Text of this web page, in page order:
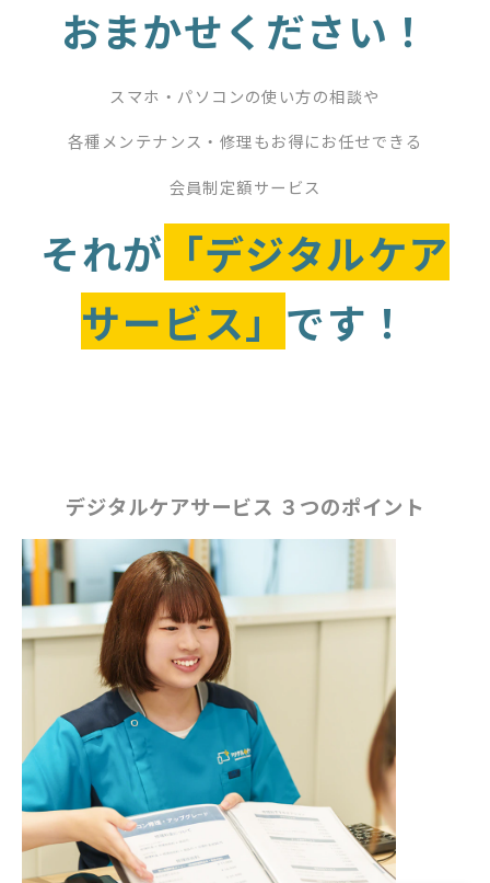
おまかせください！
スマホ・パソコンの使い方の相談や
各種メンテナンス・修理もお得にお任せできる
会員制定額サービス
それが 「デジタルケア
サービス」 です！
デジタルケアサービス ３つのポイント